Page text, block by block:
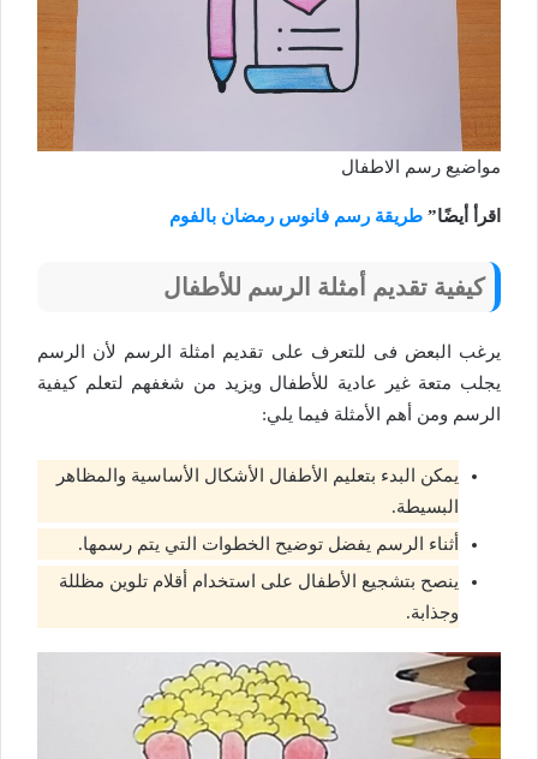
مواضيع رسم الاطفال
اقرأ أيضًا” طريقة رسم فانوس رمضان بالفوم
كيفية تقديم أمثلة الرسم للأطفال
يرغب البعض فى للتعرف على تقديم امثلة الرسم لأن الرسم
يجلب متعة غير عادية للأطفال ويزيد من شغفهم لتعلم كيفية
الرسم ومن أهم الأمثلة فيما يلي:
يمكن البدء بتعليم الأطفال الأشكال الأساسية والمظاهر
البسيطة.
أثناء الرسم يفضل توضيح الخطوات التي يتم رسمها.
ينصح بتشجيع الأطفال على استخدام أقلام تلوين مظللة
وجذابة.